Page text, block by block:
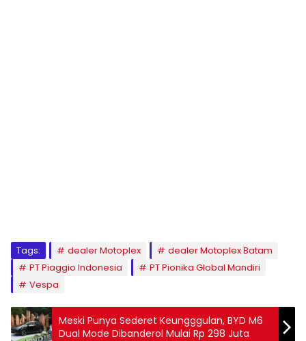
Tags: dealer Motoplex
dealer Motoplex Batam
PT Piaggio Indonesia
PT Pionika Global Mandiri
Vespa
Meski Punya Sederet Keungggulan, BYD M6
Dual Mode Dibanderol Mulai Rp 298 Juta